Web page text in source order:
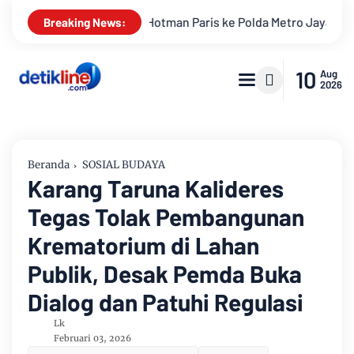
Breaking News:
ke Polda Metro Jaya Terkait Dugaan Penghinaan Profesi
10 Aug
2026
Beranda SOSIAL BUDAYA
Karang Taruna Kalideres
Tegas Tolak Pembangunan
Krematorium di Lahan
Publik, Desak Pemda Buka
Dialog dan Patuhi Regulasi
Lk
Februari 03, 2026